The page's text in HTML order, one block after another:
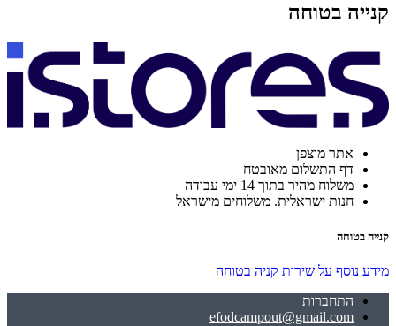
קנייה בטוחה
אתר מוצפן
דף התשלום מאובטח
משלוח מהיר בתוך 14 ימי עבודה
חנות ישראלית. משלוחים מישראל
קנייה בטוחה
מידע נוסף על שירות קניה בטוחה
התחברות
efodcampout@gmail.com